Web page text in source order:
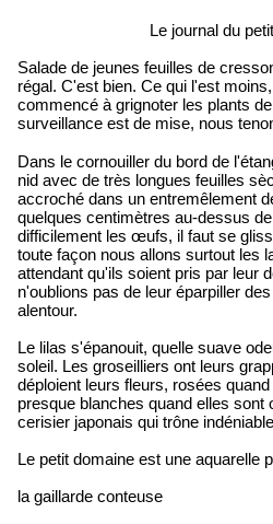
Le journal du
Salade de jeunes feuilles de
régal. C'est bien. Ce qui l'est
commencé à grignoter les plants
surveillance est de mise, nous
Dans le cornouiller du bord de
nid avec de très longues feuilles
accroché dans un entremêlement
quelques centimètres au-dessus
difficilement les œufs, il faut se
toute façon nous allons surtout les
attendant qu'ils soient pris par leur
n'oublions pas de leur éparpiller
alentour.
Le lilas s'épanouit, quelle suave
soleil. Les groseilliers ont leurs
déploient leurs fleurs, rosées
presque blanches quand elles
cerisier japonais qui trône
Le petit domaine est une aquarelle
la gaillarde conteuse